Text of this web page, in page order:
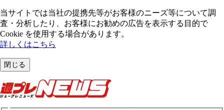
当サイトでは当社の提携先等がお客様のニーズ等について調
査・分析したり、お客様にお勧めの広告を表⽰する⽬的で
Cookie を使⽤する場合があります。
詳しくはこちら
閉じる